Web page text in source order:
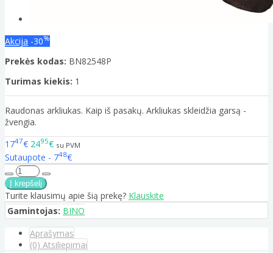
Akcija -30%
Prekės kodas: BN82548P
Turimas kiekis: 1
Raudonas arkliukas. Kaip iš pasakų. Arkliukas skleidžia garsą -
žvengia.
1747€ 2495€ su PVM
Sutaupote - 748€
Turite klausimų apie šią prekę? Klauskite
Gamintojas: BINO
Aprašymas
(0) Atsiliepimai